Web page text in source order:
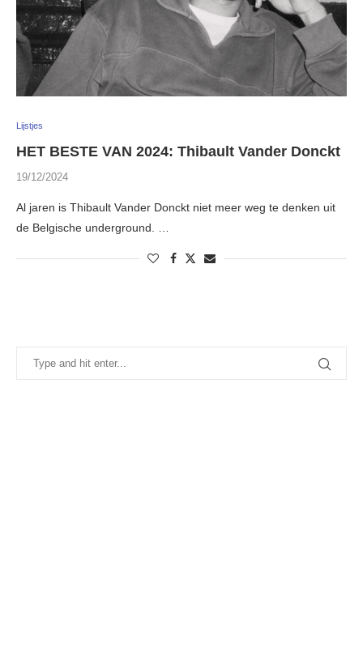
Lijstjes
HET BESTE VAN 2024: Thibault Vander Donckt
19/12/2024
Al jaren is Thibault Vander Donckt niet meer weg te denken uit
de Belgische underground. …